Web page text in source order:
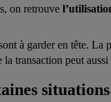
on retrouve
à garder en tête. La
transaction peut
situations